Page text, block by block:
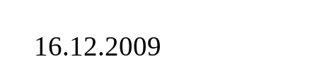
16.12.2009